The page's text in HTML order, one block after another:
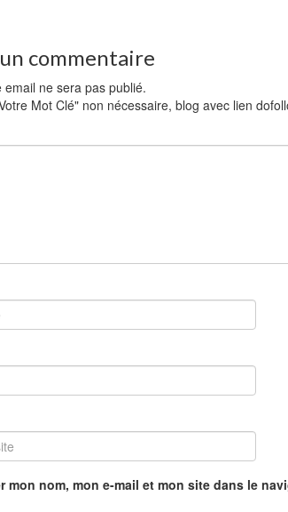
commentaire
email ne sera pas publié.
Mot Clé" non nécessaire, blog avec lien
mon nom, mon e-mail et mon site dans le